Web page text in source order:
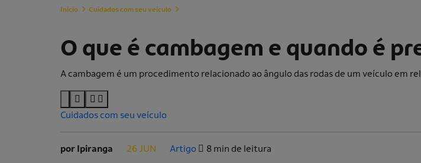
Início Cuidados com seu veículo
O que é cambagem e quando é
A cambagem é um procedimento relacionado ao ângulo das rodas de um veículo em
Cuidados com seu veículo
por Ipiranga 26 JUN Artigo 8 min de leitura